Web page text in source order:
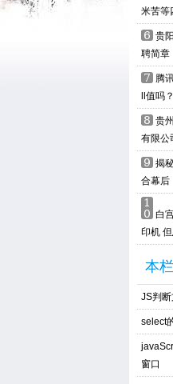
米苦等
6 贵
聘简章
7 腾
ll值吗
8 贵
有限公
9 揭
合幕后
1
0 白
印机
本
JS判
select
窗口